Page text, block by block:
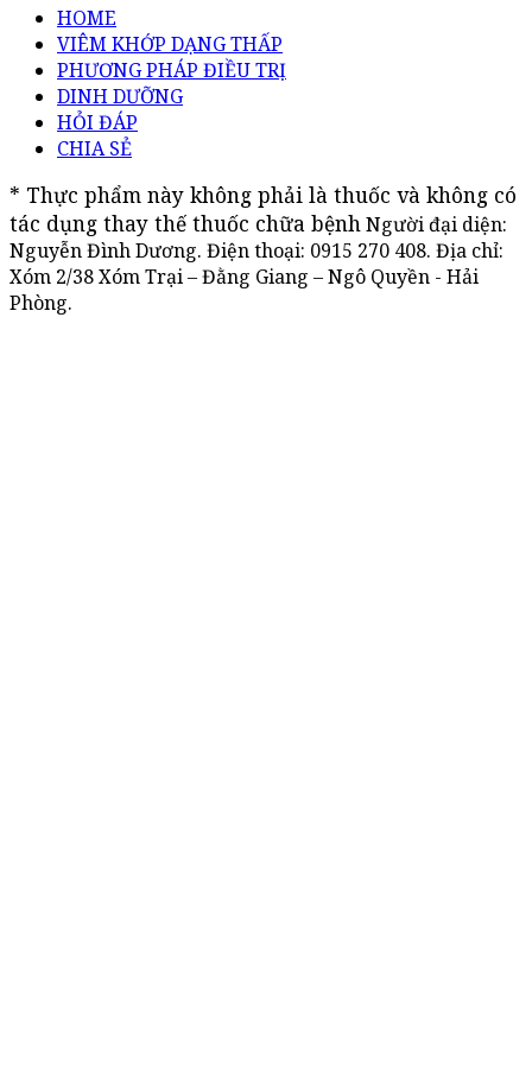
HOME
VIÊM KHỚP DẠNG THẤP
PHƯƠNG PHÁP ĐIỀU TRỊ
DINH DƯỠNG
HỎI ĐÁP
CHIA SẺ
* Thực phẩm này không phải là thuốc và không có
tác dụng thay thế thuốc chữa bệnh Người đại diện:
Nguyễn Đình Dương. Điện thoại: 0915 270 408. Địa chỉ:
Xóm 2/38 Xóm Trại – Đằng Giang – Ngô Quyền - Hải
Phòng.